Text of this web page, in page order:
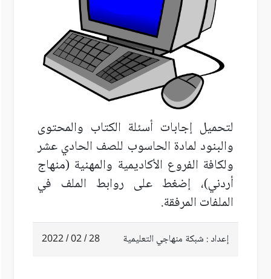
لتحميل إجابات أسئلة الكتاب والمحتوى
والبنود لمادة الحاسوب للصف الحادي عشر
ولكافة الفروع الأكاديمية والمهنية (منهاج
أردني)، إضغط على روابط الملف في
الملفات المرفقة.
إعداد : شبكة منهاجي التعليمية 28 / 02 / 2022